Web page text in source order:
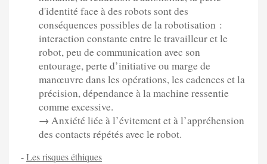
d'identité face à des robots sont des
conséquences possibles de la robotisation :
interaction constante entre le travailleur et le
robot, peu de communication avec son
entourage, perte d’initiative ou marge de
manœuvre dans les opérations, les cadences et la
précision, dépendance à la machine ressentie
comme excessive.
→ Anxiété liée à l’évitement et à l’appréhension
des contacts répétés avec le robot.
-Les risques éthiques